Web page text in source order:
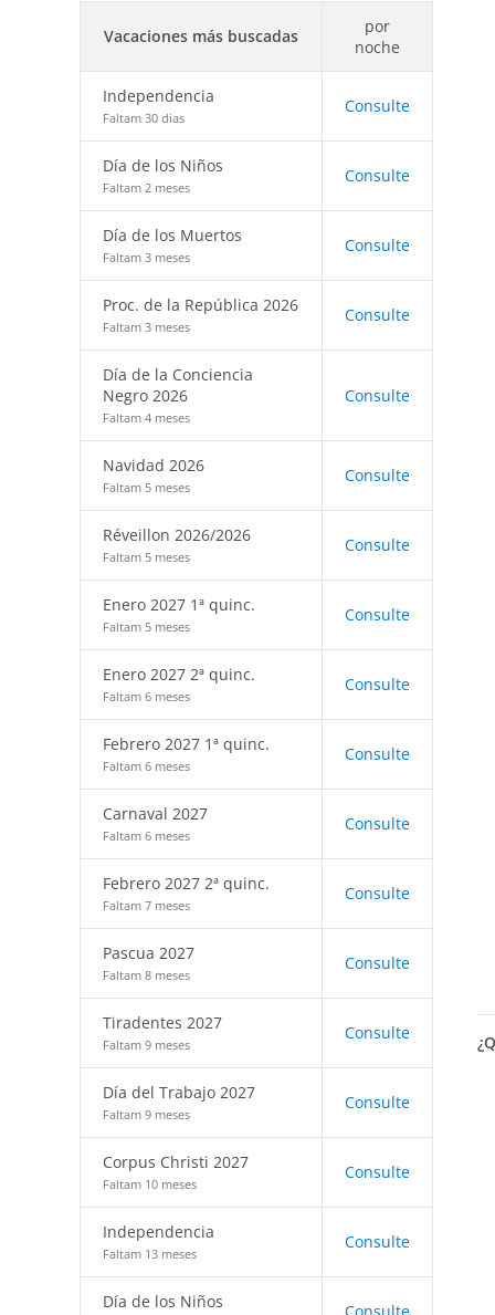
Vacaciones más buscadas
por
noche
Independencia
Faltam 30 dias
Consulte
Día de los Niños
Faltam 2 meses
Consulte
Día de los Muertos
Faltam 3 meses
Consulte
Proc. de la República 2026
Faltam 3 meses
Consulte
Día de la Conciencia
Negro 2026
Faltam 4 meses
Consulte
Navidad 2026
Faltam 5 meses
Consulte
Réveillon 2026/2026
Faltam 5 meses
Consulte
Enero 2027 1ª quinc.
Faltam 5 meses
Consulte
Enero 2027 2ª quinc.
Faltam 6 meses
Consulte
Febrero 2027 1ª quinc.
Faltam 6 meses
Consulte
Carnaval 2027
Faltam 6 meses
Consulte
Febrero 2027 2ª quinc.
Faltam 7 meses
Consulte
Pascua 2027
Faltam 8 meses
Consulte
Tiradentes 2027
Faltam 9 meses
Consulte
Día del Trabajo 2027
Faltam 9 meses
Consulte
Corpus Christi 2027
Faltam 10 meses
Consulte
Independencia
Faltam 13 meses
Consulte
Día de los Niños